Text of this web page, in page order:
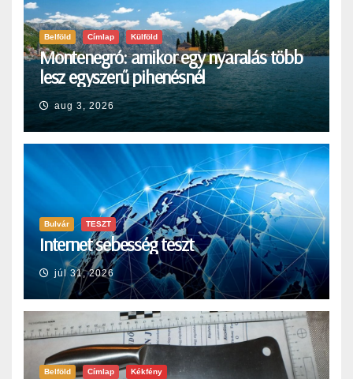
Belföld Címlap Külföld
Montenegró: amikor egy nyaralás több
lesz egyszerű pihenésnél
aug 3, 2026
Bulvár TESZT
Internet sebesség teszt
júl 31, 2026
Belföld Címlap Kékfény